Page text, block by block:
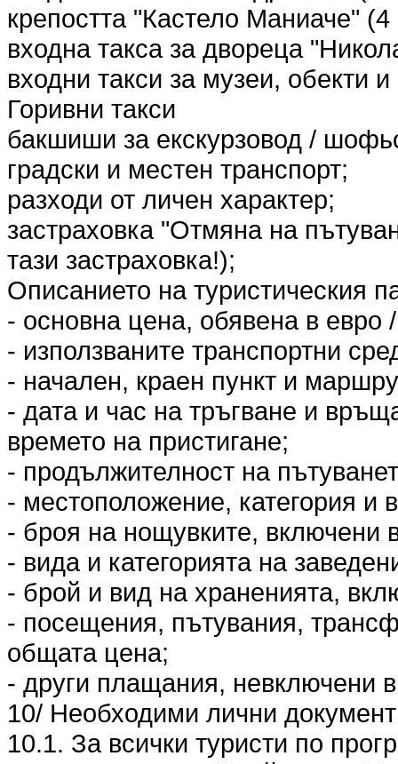
крепостта "Кастело Маниаче"
входна такса за дворецa
входни такси за музеи, обекти
Горивни такси
бакшиши за екскурзовод /
градски и местен транспорт;
разходи от личен характер;
застраховка "Отмяна на
тази застраховка!);
Описанието на туристическия
- основна цена, обявена в евро
- използваните транспортни
- начален, краен пункт и
- дата и час на тръгване и
времето на пристигане;
- продължителност на
- местоположение, категория и
- броя на нощувките, включени
- вида и категорията на
- брой и вид на храненията,
- посещения, пътувания,
общата цена;
- други плащания, невключени
10/ Необходими лични
10.1. За всички туристи по